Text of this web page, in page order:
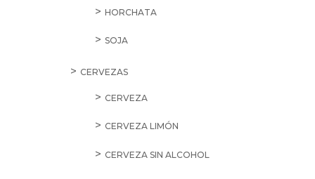
HORCHATA
SOJA
CERVEZAS
CERVEZA
CERVEZA LIMÓN
CERVEZA SIN ALCOHOL